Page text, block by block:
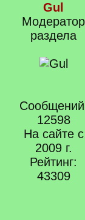
Gul
Модератор
раздела
12598
На сайте с
2009 г.
Рейтинг:
43309